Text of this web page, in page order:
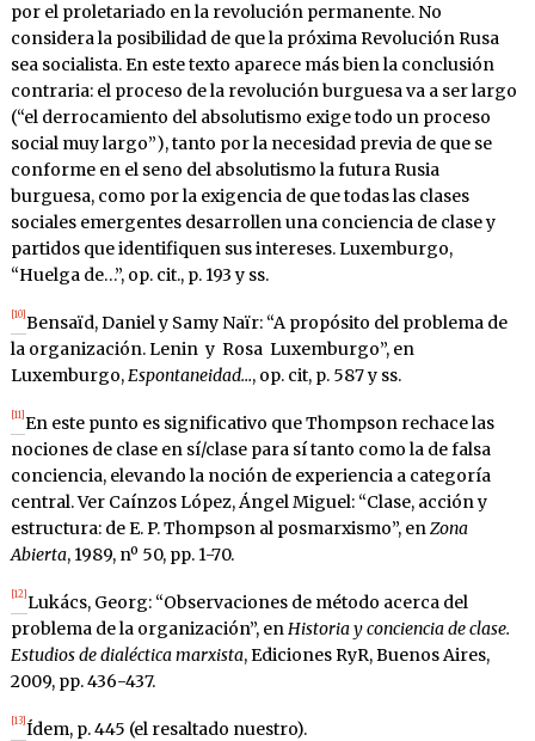
por el proletariado en la revolución permanente. No
considera la posibilidad de que la próxima Revolución Rusa
sea socialista. En este texto aparece más bien la conclusión
contraria: el proceso de la revolución burguesa va a ser largo
(“el derrocamiento del absolutismo exige todo un proceso
social muy largo”), tanto por la necesidad previa de que se
conforme en el seno del absolutismo la futura Rusia
burguesa, como por la exigencia de que todas las clases
sociales emergentes desarrollen una conciencia de clase y
partidos que identifiquen sus intereses. Luxemburgo,
“Huelga de…”, op. cit., p. 193 y ss.
[10] Bensaïd, Daniel y Samy Naïr: “A propósito del problema de
la organización. Lenin y Rosa Luxemburgo”, en
Luxemburgo,Espontaneidad…, op. cit, p. 587 y ss.
[11] En este punto es significativo que Thompson rechace las
nociones de clase en sí/clase para sí tanto como la de falsa
conciencia, elevando la noción de experiencia a categoría
central. Ver Caínzos López, Ángel Miguel: “Clase, acción y
estructura: de E. P. Thompson al posmarxismo”, enZona
Abierta, 1989, nº 50, pp. 1-70.
[12] Lukács, Georg: “Observaciones de método acerca del
problema de la organización”, enHistoria y conciencia de clase.
Estudios de dialéctica marxista, Ediciones RyR, Buenos Aires,
2009, pp. 436-437.
[13] Ídem, p. 445 (el resaltado nuestro).